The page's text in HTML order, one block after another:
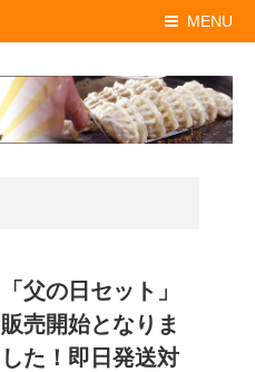
MENU
「父の日セット」
販売開始となりま
した！即日発送対